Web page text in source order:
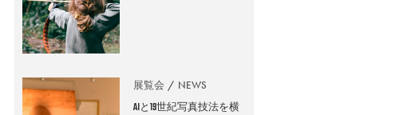
展覧会 NEWS
AIと19世紀写真技法を横